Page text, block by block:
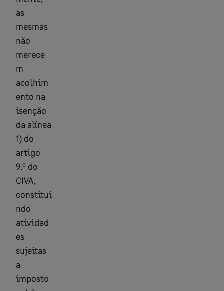
as
mesmas
não
merece
m
acolhim
ento na
isenção
da alínea
1) do
artigo
9.º do
CIVA,
constitui
ndo
atividad
es
sujeitas
a
imposto